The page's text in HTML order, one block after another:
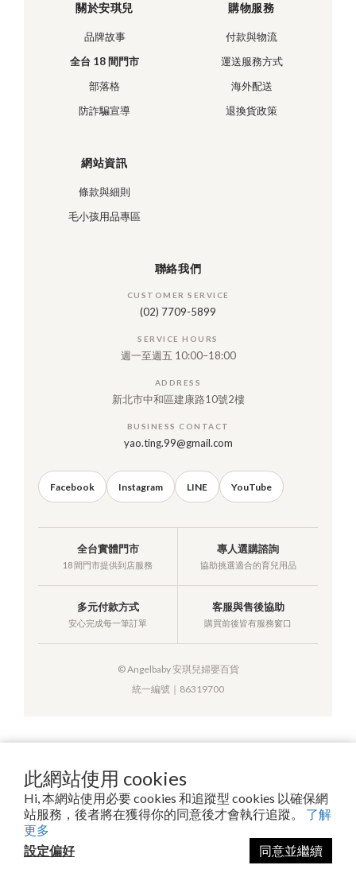
此網站使用 cookies
Hi, 本網站使用必要 cookies 和追蹤型 cookies 以確保網
站服務，後者將在獲得你的同意後才會執行追蹤。 了解
更多
設定偏好
同意並繼續
關於安琪兒
品牌故事
全台 18 間門市
部落格
防詐騙宣導
購物服務
付款與物流
運送服務方式
海外配送
退換貨政策
網站資訊
條款與細則
毛小孩用品專區
聯絡我們
CUSTOMER SERVICE
(02) 7709-5899
SERVICE HOURS
週一至週五 10:00–18:00
ADDRESS
新北市中和區建康路10號2樓
BUSINESS CONTACT
yao.ting.99@gmail.com
Facebook Instagram LINE YouTube
全台實體門市
18 間門市提供到店服務
專人選購諮詢
協助挑選適合的育兒用品
多元付款方式
安心完成每一筆訂單
客服與售後協助
購買前後皆有服務窗口
© Angelbaby 安琪兒婦嬰百貨
統一編號｜86319700
提醒您，我們不會以電話或簡訊方式通知變更付款方式。
Copyright© 2026 安琪兒百貨有限公司